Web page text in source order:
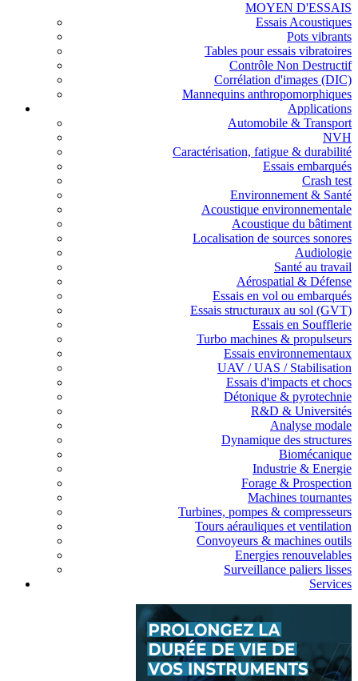
MOYEN D'ESSAIS
Essais Acoustiques
Pots vibrants
Tables pour essais vibratoires
Contrôle Non Destructif
Corrélation d'images (DIC)
Mannequins anthropomorphiques
Applications
Automobile & Transport
NVH
Caractérisation, fatigue & durabilité
Essais embarqués
Crash test
Environnement & Santé
Acoustique environnementale
Acoustique du bâtiment
Localisation de sources sonores
Audiologie
Santé au travail
Aérospatial & Défense
Essais en vol ou embarqués
Essais structuraux au sol (GVT)
Essais en Soufflerie
Turbo machines & propulseurs
Essais environnementaux
UAV / UAS / Stabilisation
Essais d'impacts et chocs
Détonique & pyrotechnie
R&D & Universités
Analyse modale
Dynamique des structures
Biomécanique
Industrie & Energie
Forage & Prospection
Machines tournantes
Turbines, pompes & compresseurs
Tours aérauliques et ventilation
Convoyeurs & machines outils
Energies renouvelables
Surveillance paliers lisses
Services